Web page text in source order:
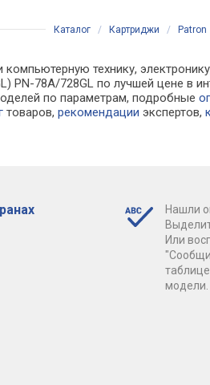
Каталог / Картриджи / Patron
технику,
PN-78A/728GL по лучшей цене
по параметрам, подробные
товаров,рекомендации экспертов,
Нашли
Или
модели.